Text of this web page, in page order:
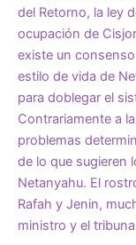
del Retorno, la ley
ocupación de
existe un
estilo de vida de
para doblegar el
Contrariamente a
problemas
de lo que sugieren
Netanyahu. El
Rafah y Jenin,
ministro y el